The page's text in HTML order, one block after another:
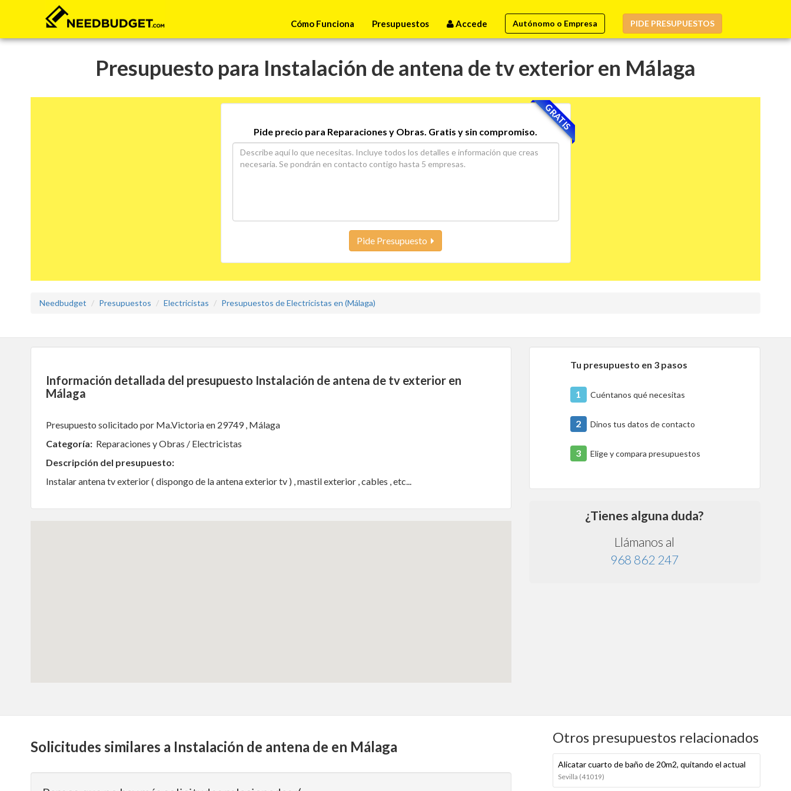
Cómo Funciona Presupuestos Accede Autónomo o Empresa PIDE PRESUPUESTOS
Presupuesto para Instalación de antena de tv exterior en Málaga
GRATIS
Pide precio para Reparaciones y Obras. Gratis y sin compromiso.
Pide Presupuesto
Needbudget Presupuestos Electricistas Presupuestos de Electricistas en (Málaga)
Información detallada del presupuesto Instalación de antena de tv exterior en
Málaga
Presupuesto solicitado por Ma.Victoria en 29749 , Málaga
Categoría: Reparaciones y Obras / Electricistas
Descripción del presupuesto:
Instalar antena tv exterior ( dispongo de la antena exterior tv ) , mastil exterior , cables , etc...
Tu presupuesto en 3 pasos
1 Cuéntanos qué necesitas
2 Dinos tus datos de contacto
3 Elige y compara presupuestos
¿Tienes alguna duda?
Llámanos al
968 862 247
Solicitudes similares a Instalación de antena de en Málaga
Otros presupuestos relacionados
Alicatar cuarto de baño de 20m2, quitando el actual
Sevilla (41019)